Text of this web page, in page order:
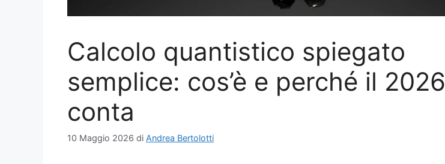
Calcolo quantistico spiegato
semplice: cos’è e perché il 2026
conta
10 Maggio 2026 di Andrea Bertolotti